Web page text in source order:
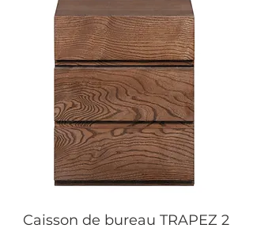
Caisson de bureau TRAPEZ 2